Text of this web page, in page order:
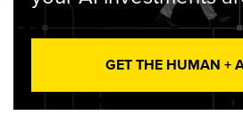
GET THE HUMAN +